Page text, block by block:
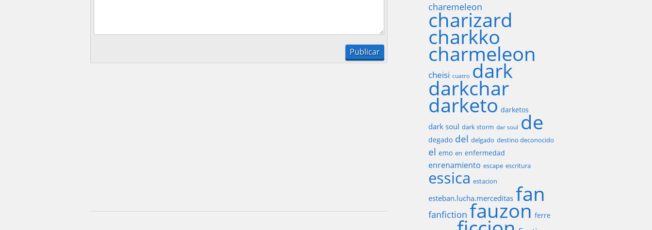
charemeleon
charizard
charkko
charmeleon
cheisi cuatro dark
darkchar
darketo darketos
dark soul dark storm dar soul de
degado del delgado destino deconocido
el emo en enfermedad
enrenamiento escape escritura
essica estacion
esteban.lucha.merceditas fan
fanfiction fauzon ferre